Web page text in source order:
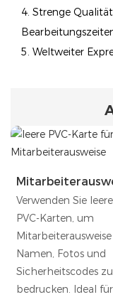
4. Strenge
5. Weltweiter
Verwenden Sie
PVC-Karten, um
Namen, Fotos und
Sicherheitscodes zu
bedrucken. Ideal